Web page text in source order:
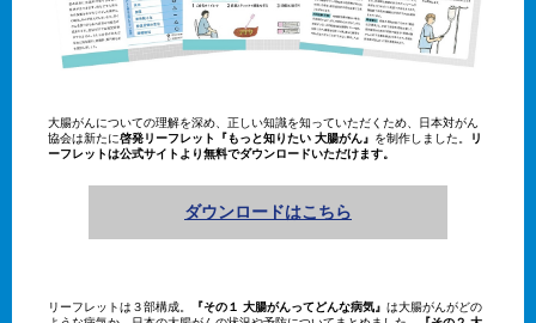
大腸がんについての理解を深め、正しい知識を知っていただくため、日本対がん
協会は新たに啓発リーフレット『もっと知りたい 大腸がん』 を制作しました。
リ
ーフレットは公式サイトより無料でダウンロードいただけます。
ダウンロードはこちら
リーフレットは３部構成。 『その１ 大腸がんってどんな病気』 は大腸がんがどの